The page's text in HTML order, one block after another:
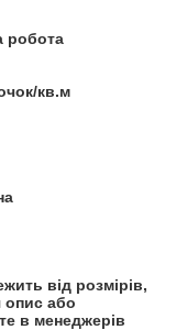
робота
кв.м
від розмірів,
опис або
в менеджерів